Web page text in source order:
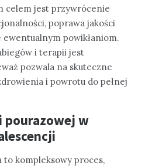
celem jest przywrócenie
poprawa jakości
powikłaniom.
i terapii jest
pozwala na skuteczne
i powrotu do pełnej
pourazowej w
to kompleksowy proces,